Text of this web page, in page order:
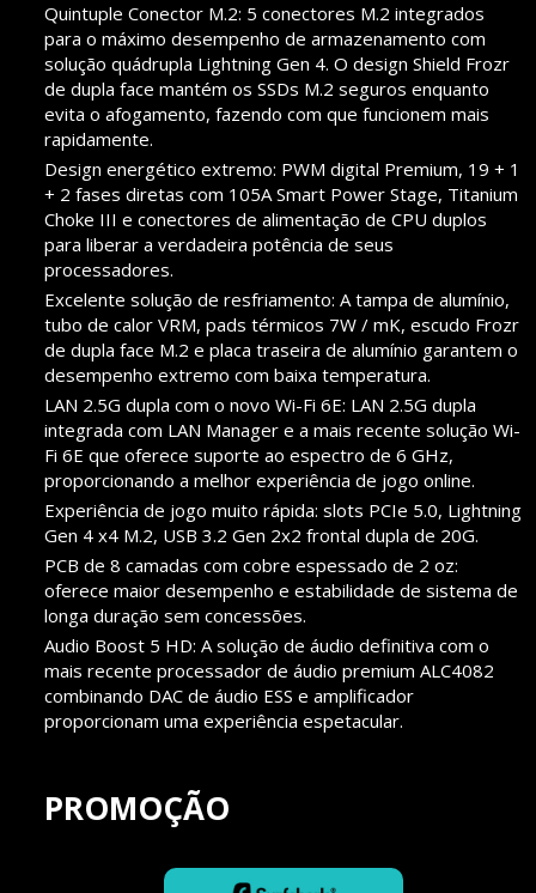
Quintuple Conector M.2: 5 conectores M.2 integrados
para o máximo desempenho de armazenamento com
solução quádrupla Lightning Gen 4. O design Shield Frozr
de dupla face mantém os SSDs M.2 seguros enquanto
evita o afogamento, fazendo com que funcionem mais
rapidamente.
Design energético extremo: PWM digital Premium, 19 + 1
+ 2 fases diretas com 105A Smart Power Stage, Titanium
Choke III e conectores de alimentação de CPU duplos
para liberar a verdadeira potência de seus
processadores.
Excelente solução de resfriamento: A tampa de alumínio,
tubo de calor VRM, pads térmicos 7W / mK, escudo Frozr
de dupla face M.2 e placa traseira de alumínio garantem o
desempenho extremo com baixa temperatura.
LAN 2.5G dupla com o novo Wi-Fi 6E: LAN 2.5G dupla
integrada com LAN Manager e a mais recente solução Wi-
Fi 6E que oferece suporte ao espectro de 6 GHz,
proporcionando a melhor experiência de jogo online.
Experiência de jogo muito rápida: slots PCIe 5.0, Lightning
Gen 4 x4 M.2, USB 3.2 Gen 2x2 frontal dupla de 20G.
PCB de 8 camadas com cobre espessado de 2 oz:
oferece maior desempenho e estabilidade de sistema de
longa duração sem concessões.
Audio Boost 5 HD: A solução de áudio definitiva com o
mais recente processador de áudio premium ALC4082
combinando DAC de áudio ESS e amplificador
proporcionam uma experiência espetacular.
PROMOÇÃO